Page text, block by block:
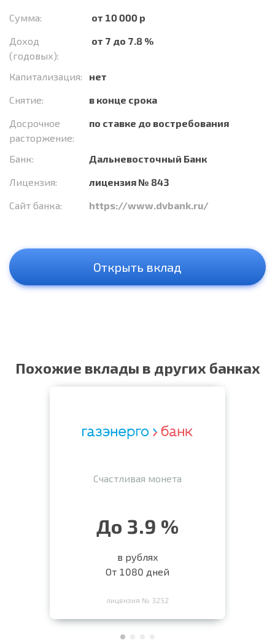
Сумма:
от 10 000 р
Доход
(годовых):
от 7 до 7.8 %
Капитализация:
нет
Снятие:
в конце срока
Досрочное
расторжение:
по ставке до востребования
Банк:
Дальневосточный Банк
Лицензия:
лицензия № 843
Сайт банка:
https://www.dvbank.ru/
Открыть вклад
Похожие вклады в других банках
Счастливая монета
До 3.9 %
в рублях
От 1080 дней
лицензия № 3252